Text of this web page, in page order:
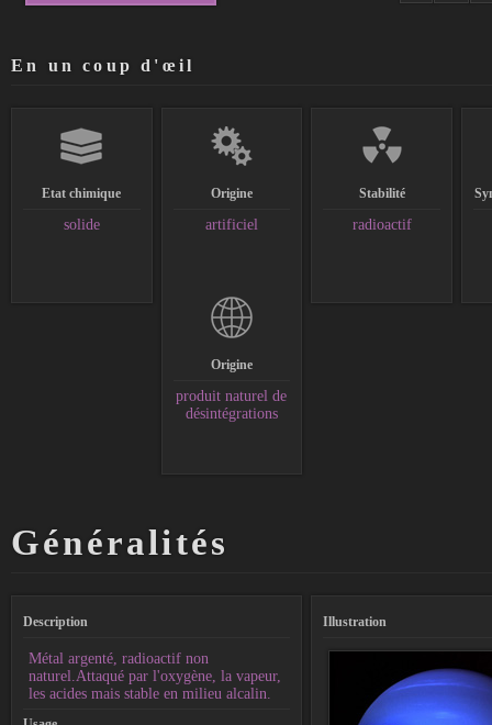
En un coup d'œil
Etat chimique
solide
Origine
artificiel
Origine
produit naturel de
désintégrations
Stabilité
radioactif
Généralités
Description
Métal argenté, radioactif non
naturel.Attaqué par l'oxygène, la vapeur,
les acides mais stable en milieu alcalin.
Illustration